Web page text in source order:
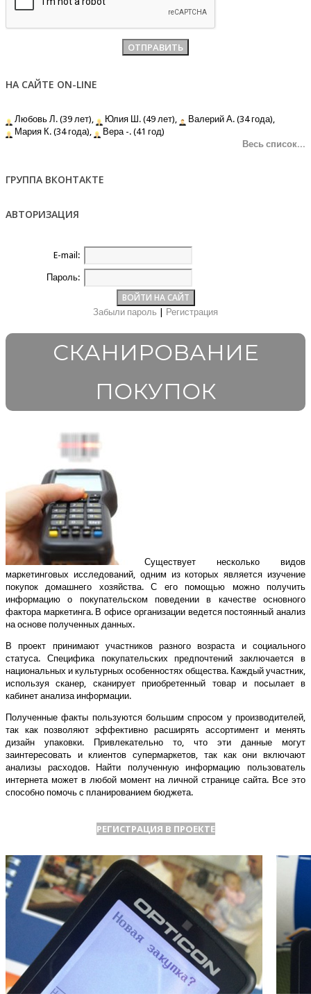
НА САЙТЕ ON-LINE
Любовь Л. (39 лет), Юлия Ш. (49 лет),
Валерий А. (34 года),
Мария К. (34 года),
Вера -. (41 год)
Весь список...
ГРУППА ВКОНТАКТЕ
АВТОРИЗАЦИЯ
E-mail:
Пароль:
Забыли пароль Регистрация
СКАНИРОВАНИЕ
ПОКУПОК
Существует несколько видов
маркетинговых исследований, одним из которых является изучение
покупок домашнего хозяйства. С его помощью можно получить
информацию о покупательском поведении в качестве основного
фактора маркетинга. В офисе организации ведется постоянный анализ
на основе полученных данных.
В проект принимают участников разного возраста и социального
статуса. Специфика покупательских предпочтений заключается в
национальных и культурных особенностях общества. Каждый участник,
используя сканер, сканирует приобретенный товар и посылает в
кабинет анализа информации.
Полученные факты пользуются большим спросом у производителей,
так как позволяют эффективно расширять ассортимент и менять
дизайн упаковки. Привлекательно то, что эти данные могут
заинтересовать и клиентов супермаркетов, так как они включают
анализы расходов. Найти полученную информацию пользователь
интернета может в любой момент на личной странице сайта. Все это
способно помочь с планированием бюджета.
РЕГИСТРАЦИЯ В ПРОЕКТЕ